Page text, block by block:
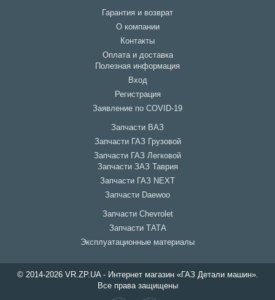
Гарантия и возврат
О компании
Контакты
Оплата и доставка
Полезная информация
Вход
Регистрация
Заявление по COVID-19
Запчасти ВАЗ
Запчасти ГАЗ Грузовой
Запчасти ГАЗ Легковой
Запчасти ЗАЗ Таврия
Запчасти ГАЗ NEXT
Запчасти Daewoo
Запчасти Chevrolet
Запчасти ТАТА
Эксплуатационные материалы
© 2014-2026 VR.ZP.UA - Интернет магазин «ГАЗ Детали машин».
Все права защищены